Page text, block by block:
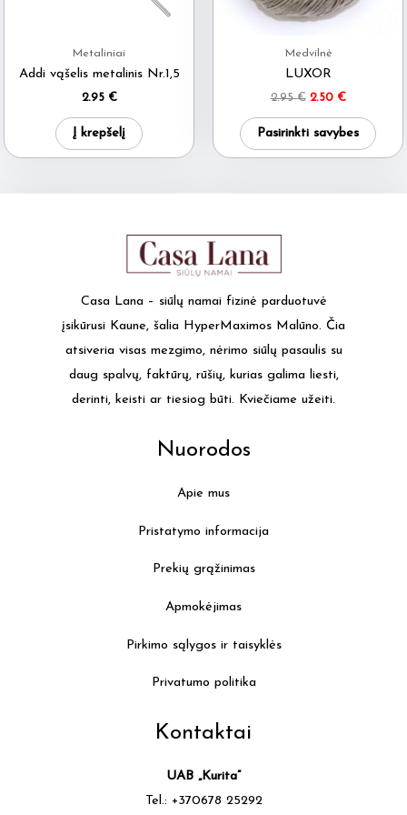
chosen
Metaliniai
Addi vąšelis metalinis Nr.1,5
2.95 €
Į krepšelį
Medvilnė
LUXOR
2.95€ Original
was:
2.95 €.
2.50 €Current
2.50 €.
Pasirinkti savybes
Casa Lana – siūlų namai fizinė parduotuvė
įsikūrusi Kaune, šalia HyperMaximos Malūno. Čia
atsiveria visas mezgimo, nėrimo siūlų pasaulis su
daug spalvų, faktūrų, rūšių, kurias galima liesti,
derinti, keisti ar tiesiog būti. Kviečiame užeiti.
Nuorodos
Apie mus
Pristatymo informacija
Prekių grąžinimas
Apmokėjimas
Pirkimo sąlygos ir taisyklės
Privatumo politika
Kontaktai
UAB „Kurita”
Tel.: +370678 25292